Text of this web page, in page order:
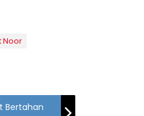
Noor
Bertahan